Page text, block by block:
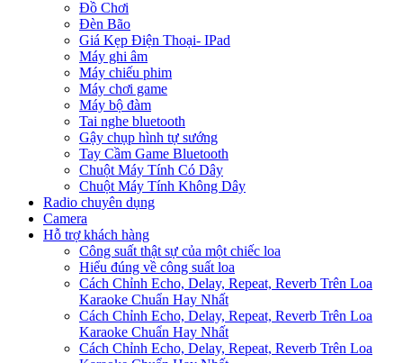
Đồ Chơi
Đèn Bão
Giá Kẹp Điện Thoại- IPad
Máy ghi âm
Máy chiếu phim
Máy chơi game
Máy bộ đàm
Tai nghe bluetooth
Gậy chụp hình tự sướng
Tay Cầm Game Bluetooth
Chuột Máy Tính Có Dây
Chuột Máy Tính Không Dây
Radio chuyên dụng
Camera
Hỗ trợ khách hàng
Công suất thật sự của một chiếc loa
Hiểu đúng về công suất loa
Cách Chỉnh Echo, Delay, Repeat, Reverb Trên Loa
Karaoke Chuẩn Hay Nhất
Cách Chỉnh Echo, Delay, Repeat, Reverb Trên Loa
Karaoke Chuẩn Hay Nhất
Cách Chỉnh Echo, Delay, Repeat, Reverb Trên Loa